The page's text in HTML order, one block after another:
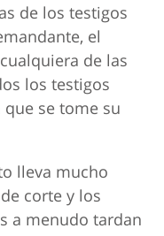
de los testigos
el
de las
los testigos
se tome su
lleva mucho
corte y los
a menudo tardan